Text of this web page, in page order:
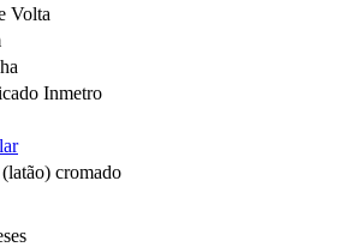
Volta
Inmetro
cromado